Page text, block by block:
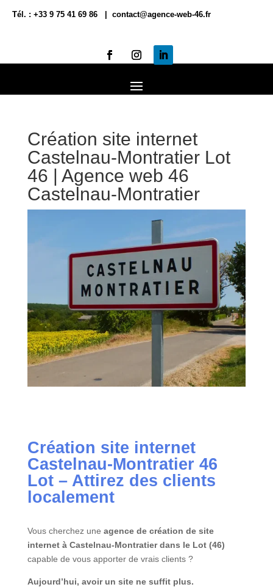
Tél. : +33 9 75 41 69 86 | contact@agence-web-46.fr
Création site internet
Castelnau-Montratier Lot
46 | Agence web 46
Castelnau-Montratier
Création site internet
Castelnau-Montratier 46
Lot – Attirez des clients
localement
Vous cherchez une agence de création de site
internet à Castelnau-Montratier dans le Lot (46)
capable de vous apporter de vrais clients ?
Aujourd’hui, avoir un site ne suffit plus.